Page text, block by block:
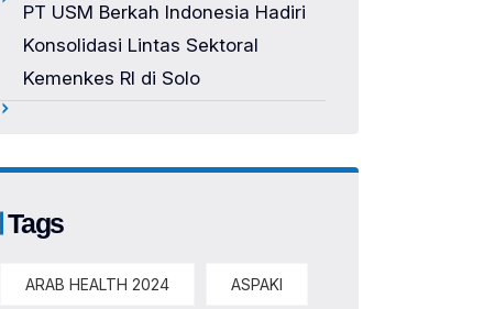
PT USM Berkah Indonesia Hadiri
Konsolidasi Lintas Sektoral
Kemenkes RI di Solo
Tags
ARAB HEALTH 2024 ASPAKI